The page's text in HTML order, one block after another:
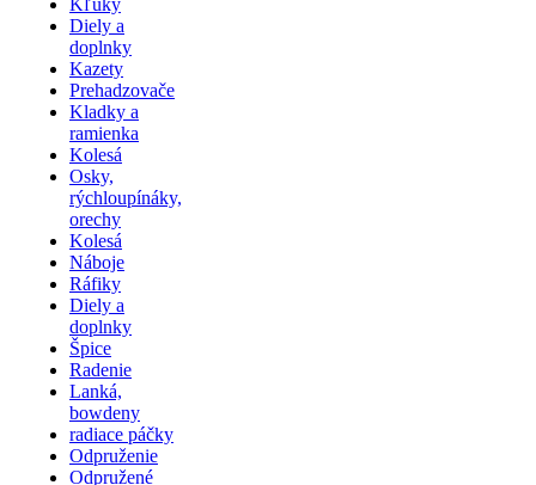
Kľuky
Diely a
doplnky
Kazety
Prehadzovače
Kladky a
ramienka
Kolesá
Osky,
rýchloupínáky,
orechy
Kolesá
Náboje
Ráfiky
Diely a
doplnky
Špice
Radenie
Lanká,
bowdeny
radiace páčky
Odpruženie
Odpružené